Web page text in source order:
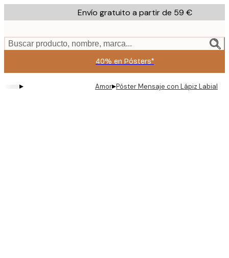
to
content.
Envío gratuito a partir de 59 €
Buscar producto, nombre, marca...
40% en Pósters*
▸ Amor▸Póster Mensaje con Lápiz Labial